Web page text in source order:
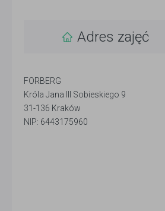
Adres zajęć
FORBERG
Króla Jana III Sobieskiego 9
31-136 Kraków
NIP: 6443175960